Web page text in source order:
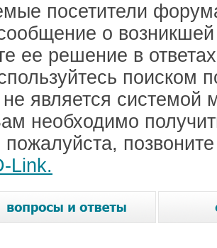
посетители
о
ее решение в
поиском
является системой
необходимо
пожалуйста,
Link.